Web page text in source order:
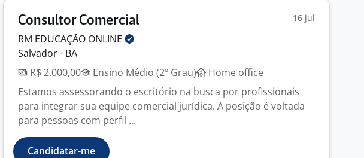
Consultor Comercial 16 jul
RM EDUCAÇÃO ONLINE
Salvador - BA
R$ 2.000,00
Ensino Médio (2º Grau)
Home office
Estamos assessorando o escritório na busca por profissionais
para integrar sua equipe comercial jurídica. A posição é voltada
para pessoas com perfil ...
Candidatar-me